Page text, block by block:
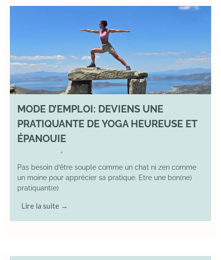
MODE D’EMPLOI: DEVIENS UNE
PRATIQUANTE DE YOGA HEUREUSE ET
ÉPANOUIE
•
Pas besoin d’être souple comme un chat ni zen comme
un moine pour apprécier sa pratique. Etre une bon(ne)
pratiquant(e)
Lire la suite →